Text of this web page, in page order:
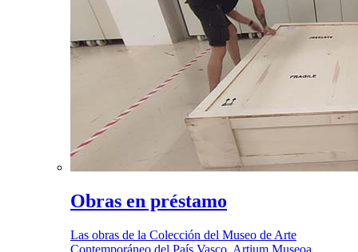
Obras en préstamo
Las obras de la Colección del Museo de Arte
Contemporáneo del País Vasco, Artium Museoa,